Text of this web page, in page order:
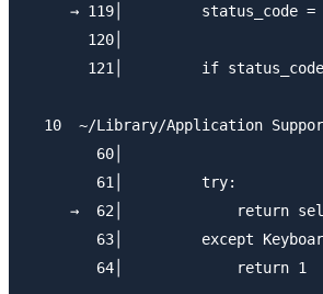
→ 119│         status_code =
       120│
121│         if
10  ~/Library/Application
        60│
        61│         try:
→  62│             return
63│         except
        64│             return 1